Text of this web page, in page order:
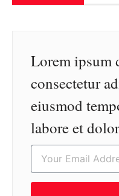
Lorem ipsum
consectetur
eiusmod
labore et